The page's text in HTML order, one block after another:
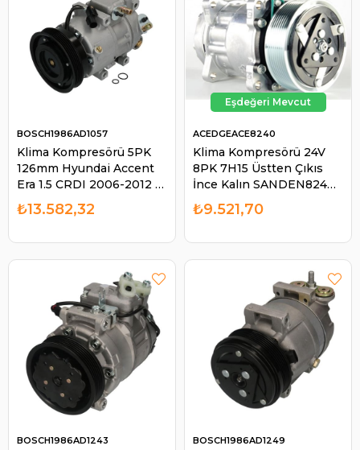
Klima Kompresörü 5PK
126mm Hyundai Accent
Era 1.5 CRDI 2006-2012 /
I30 1.6 CRDI 2007-2011 /
Kia Cee'd 1.6 CRDI 2006-
BOSCH1986AD1057
₺13.582,32
Klima Kompresörü 24V
8PK 7H15 Üstten Çıkıs
İnce Kalın SANDEN8240
SD8240 | ACEDGE
ACE8240
ACEDGEACE8240
₺9.521,70
BOSCH1986AD1243 BOSCH1986AD1249